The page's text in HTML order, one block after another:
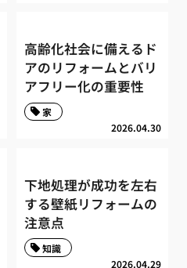
高齢化社会に備えるド
アのリフォームとバリ
アフリー化の重要性
2026.04.30
家
下地処理が成功を左右
する壁紙リフォームの
注意点
2026.04.29
知識